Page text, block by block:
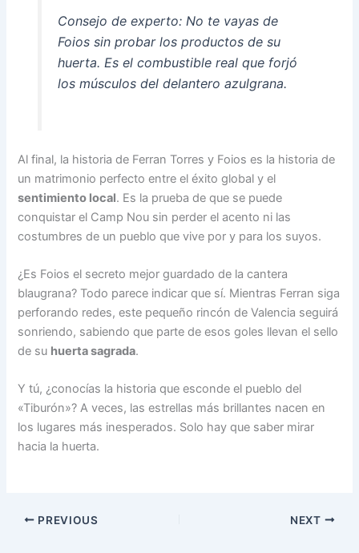
Consejo de experto: No te vayas de
Foios sin probar los productos de su
huerta. Es el combustible real que forjó
los músculos del delantero azulgrana.
Al final, la historia de Ferran Torres y Foios es la historia de
un matrimonio perfecto entre el éxito global y el
sentimiento local. Es la prueba de que se puede
conquistar el Camp Nou sin perder el acento ni las
costumbres de un pueblo que vive por y para los suyos.
¿Es Foios el secreto mejor guardado de la cantera
blaugrana? Todo parece indicar que sí. Mientras Ferran siga
perforando redes, este pequeño rincón de Valencia seguirá
sonriendo, sabiendo que parte de esos goles llevan el sello
de su huerta sagrada.
Y tú, ¿conocías la historia que esconde el pueblo del
«Tiburón»? A veces, las estrellas más brillantes nacen en
los lugares más inesperados. Solo hay que saber mirar
hacia la huerta.
PREVIOUS NEXT